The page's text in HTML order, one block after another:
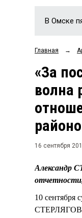
В Омске
Главная →
«За
волна
16 сентября
Александр
10 сентября